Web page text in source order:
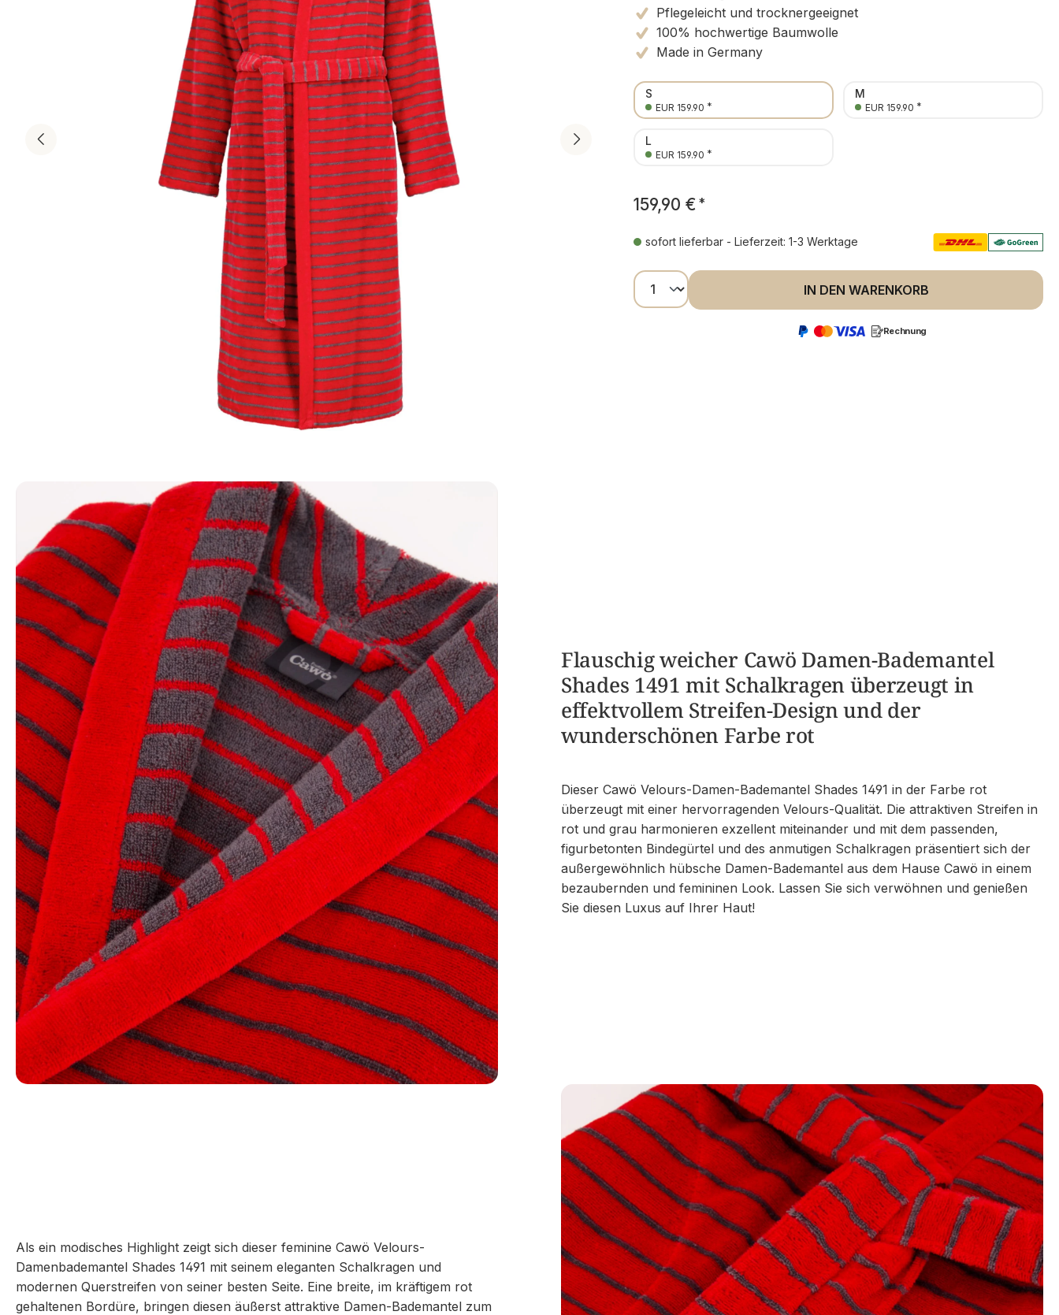
Pflegeleicht und trocknergeeignet
100% hochwertige Baumwolle
Made in Germany
S
EUR 159.90 *
M
EUR 159.90 *
L
EUR 159.90 *
159,90 € *
sofort lieferbar - Lieferzeit: 1-3 Werktage
Produkt Anzahl: Gib den gewünschten Wert
IN DEN WARENKORB
Rechnung
Flauschig weicher Cawö Damen-Bademantel
Shades 1491 mit Schalkragen überzeugt in
effektvollem Streifen-Design und der
wunderschönen Farbe rot
Dieser Cawö Velours-Damen-Bademantel Shades 1491 in der Farbe rot
überzeugt mit einer hervorragenden Velours-Qualität. Die attraktiven Streifen in
rot und grau harmonieren exzellent miteinander und mit dem passenden,
figurbetonten Bindegürtel und des anmutigen Schalkragen präsentiert sich der
außergewöhnlich hübsche Damen-Bademantel aus dem Hause Cawö in einem
bezaubernden und femininen Look. Lassen Sie sich verwöhnen und genießen
Sie diesen Luxus auf Ihrer Haut!
Als ein modisches Highlight zeigt sich dieser feminine Cawö Velours-
Damenbademantel Shades 1491 mit seinem eleganten Schalkragen und
modernen Querstreifen von seiner besten Seite. Eine breite, im kräftigem rot
gehaltenen Bordüre, bringen diesen äußerst attraktive Damen-Bademantel zum